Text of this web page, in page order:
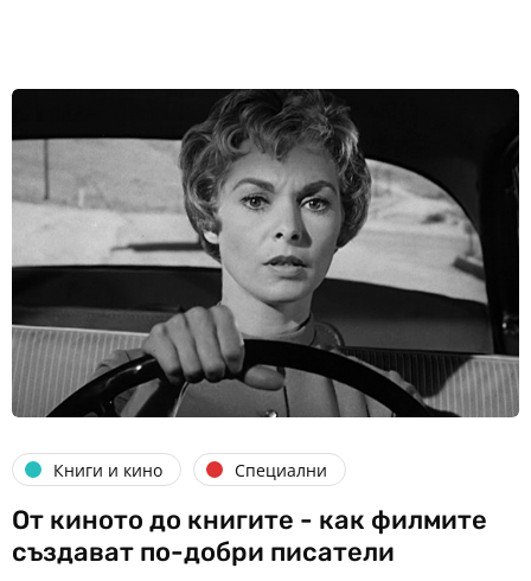
Книги и кино Специални
От киното до книгите - как филмите
създават по-добри писатели